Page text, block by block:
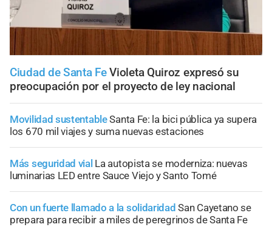
Ciudad de Santa Fe Violeta Quiroz expresó su
preocupación por el proyecto de ley nacional
Movilidad sustentableSanta Fe: la bici pública ya supera
los 670 mil viajes y suma nuevas estaciones
Más seguridad vial La autopista se moderniza: nuevas
luminarias LED entre Sauce Viejo y Santo Tomé
Con un fuerte llamado a la solidaridad San Cayetano se
prepara para recibir a miles de peregrinos de Santa Fe